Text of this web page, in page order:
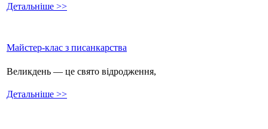
Детальніше >>
Майстер-клас з писанкарства
Великдень — це свято відродження,
Детальніше >>